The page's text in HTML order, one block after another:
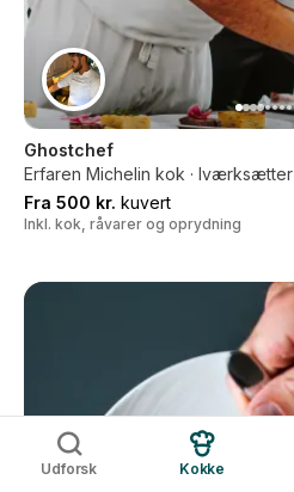
Ghostchef
Erfaren Michelin kok · Iværksætter
Fra 500 kr. kuvert
Inkl. kok, råvarer og oprydning
Udforsk Kokke